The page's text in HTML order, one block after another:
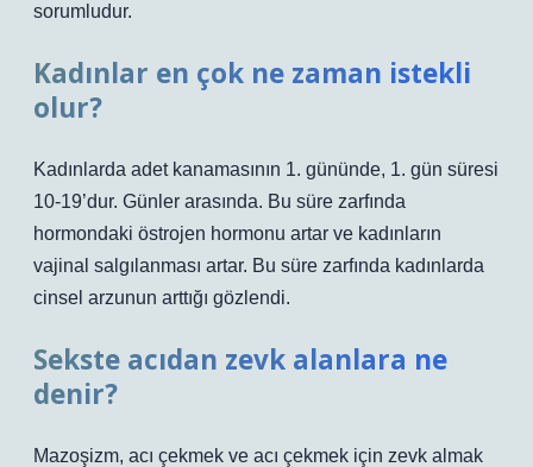
sorumludur.
Kadınlar en çok ne zaman istekli
olur?
Kadınlarda adet kanamasının 1. gününde, 1. gün süresi
10-19’dur. Günler arasında. Bu süre zarfında
hormondaki östrojen hormonu artar ve kadınların
vajinal salgılanması artar. Bu süre zarfında kadınlarda
cinsel arzunun arttığı gözlendi.
Sekste acıdan zevk alanlara ne
denir?
Mazoşizm, acı çekmek ve acı çekmek için zevk almak